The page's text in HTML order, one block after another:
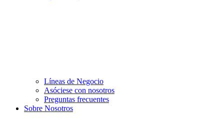
Líneas de Negocio
Asóciese con nosotros
Preguntas frecuentes
Sobre Nosotros